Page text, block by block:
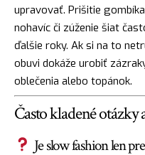
upravovať. Prišitie
nohavíc či zúženie šiat
ďalšie roky. Ak si na to
obuvi dokáže urobiť
oblečenia alebo topánok.
Často kladené
Je slow fashion len